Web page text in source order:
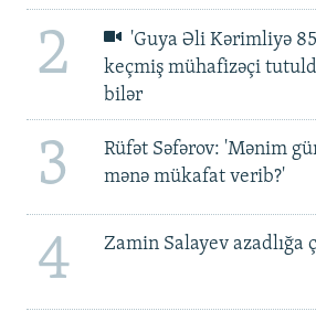
2
'Guya Əli Kərimliyə
keçmiş mühafizəçi
bilər
3
Rüfət Səfərov: 'Mənim
mənə mükafat verib?'
4 Zamin Salayev azadlığa